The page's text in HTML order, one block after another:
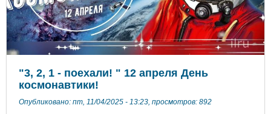
"3, 2, 1 - поехали! " 12 апреля День
космонавтики!
Опубликовано: пт, 11/04/2025 - 13:23, просмотров: 892